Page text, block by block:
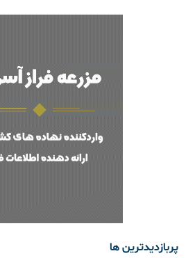
پربازدیدترین ها